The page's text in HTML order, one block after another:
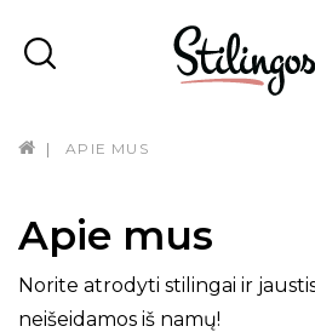
APIE MUS
Apie mus
Norite atrodyti stilingai ir
neišeidamos iš namų!